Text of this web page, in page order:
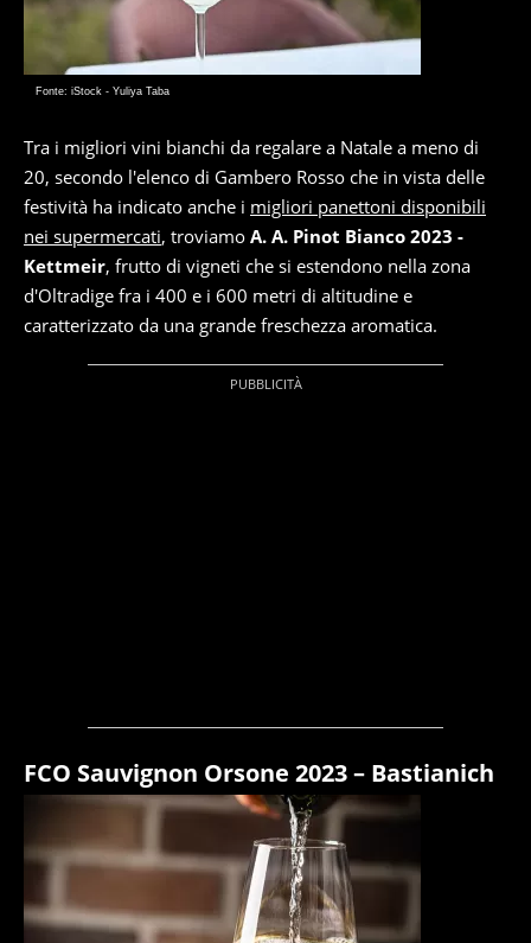
Fonte: iStock - Yuliya Taba
Tra i migliori vini bianchi da regalare a Natale a meno di
20, secondo l'elenco di Gambero Rosso che in vista delle
festività ha indicato anche i migliori panettoni disponibili
nei supermercati, troviamo A. A. Pinot Bianco 2023 -
Kettmeir, frutto di vigneti che si estendono nella zona
d'Oltradige fra i 400 e i 600 metri di altitudine e
caratterizzato da una grande freschezza aromatica.
FCO Sauvignon Orsone 2023 – Bastianich